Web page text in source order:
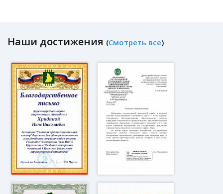
Наши достижения (Смотреть все)